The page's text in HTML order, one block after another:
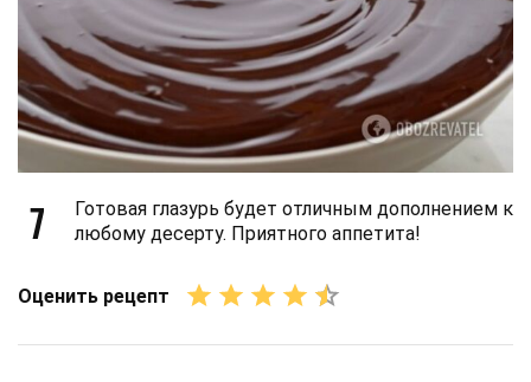
7
Готовая глазурь будет отличным дополнением к
любому десерту. Приятного аппетита!
Оценить рецепт